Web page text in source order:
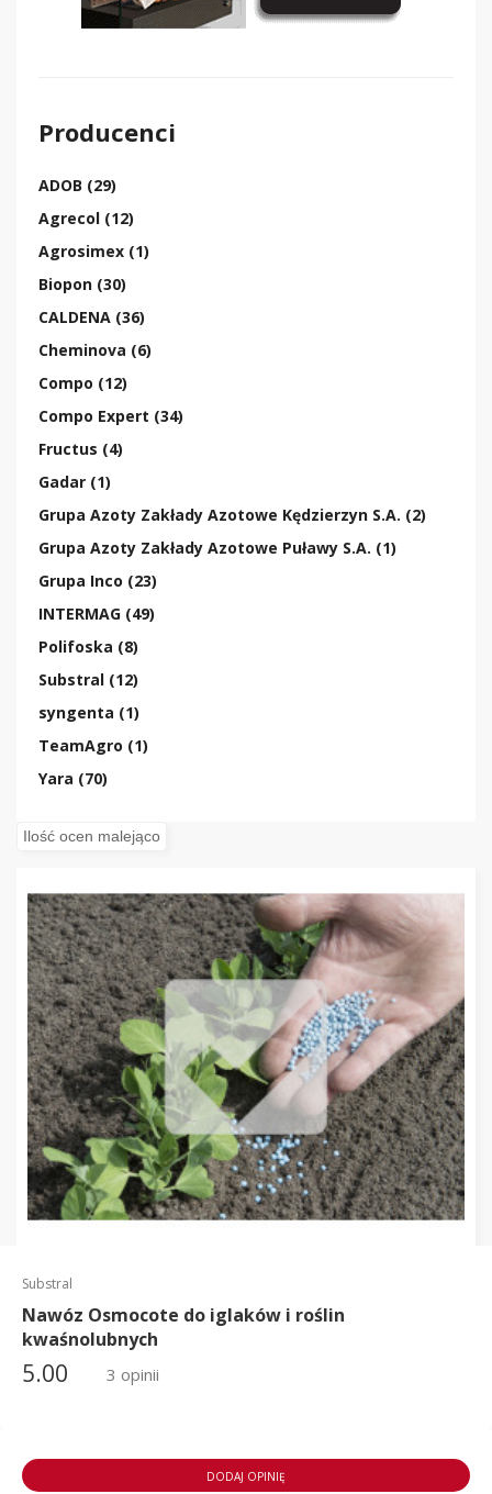
Producenci
ADOB (29)
Agrecol (12)
Agrosimex (1)
Biopon (30)
CALDENA (36)
Cheminova (6)
Compo (12)
Compo Expert (34)
Fructus (4)
Gadar (1)
Grupa Azoty Zakłady Azotowe Kędzierzyn S.A. (2)
Grupa Azoty Zakłady Azotowe Puławy S.A. (1)
Grupa Inco (23)
INTERMAG (49)
Polifoska (8)
Substral (12)
syngenta (1)
TeamAgro (1)
Yara (70)
Substral
Nawóz Osmocote do iglaków i roślin
kwaśnolubnych
5.00 3 opinii
DODAJ OPINIĘ